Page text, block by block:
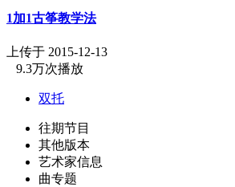
1加1古筝教学法
上传于 2015-12-13
9.3万次播放
双托
往期节目
其他版本
艺术家信息
曲专题